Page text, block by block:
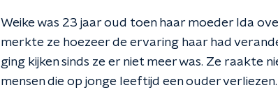
Weike was 23 jaar oud toen haar moeder Ida
merkte ze hoezeer de ervaring haar had
ging kijken sinds ze er niet meer was. Ze raakte
mensen die op jonge leeftijd een ouder verliezen.